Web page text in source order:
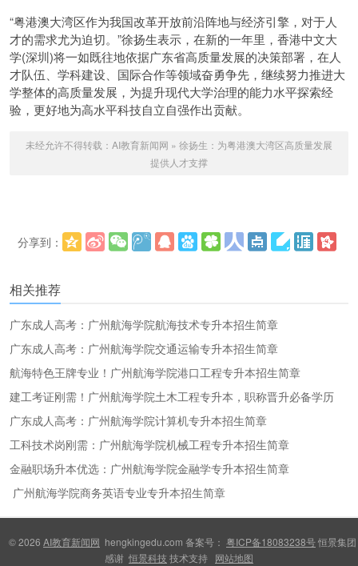
“粤港澳大湾区作为我国改革开放前沿阵地与经济引擎，对于人
才的需求尤为迫切。”徐扬生表示，在新的一年里，香港中文大
学(深圳)将一如既往地依据广东省高质量发展的决策部署，在人
才队伍、学科建设、国际合作等领域奋勇争先，继续努力推进大
学整体的高质量发展，为提升现代大学治理的能力水平探索经
验，更好地为高水平科技自立自强作出贡献。
未经允许不得转载： AI教育新闻网 » 徐扬生：为粤港澳大湾区高质量发展
提供人才支撑
分享到：
相关推荐
广东成人高考：广州航海学院航海技术专升本招生简章
广东成人高考：广州航海学院交通运输专升本招生简章
航海特色王牌专业！广州航海学院港口工程专升本招生简章
建工考证刚需！广州航海学院土木工程专升本，职称晋升必备学历
广东成人高考：广州航海学院计算机专升本招生简章
工科技术岗刚需：广州航海学院机械工程专升本招生简章
金融职场升本优选：广州航海学院金融学专升本招生简章
广州航海学院商务英语专业专升本招生简章
© 2026 AI教育新闻网 hengkingedu.com 备案号： 粤ICP备18083238号恒景集团
感谢 恒景科技 技术支持 网站地图